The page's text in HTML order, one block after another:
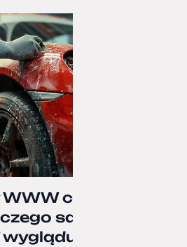
czy budowa
samo
to często